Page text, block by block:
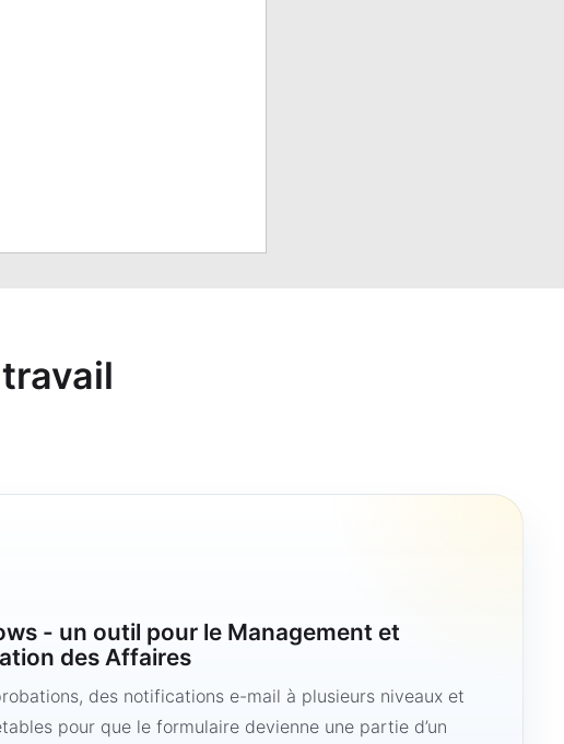
- un outil pour le Management et
des Affaires
des notifications e-mail à plusieurs niveaux et
pour que le formulaire devienne une partie d’un